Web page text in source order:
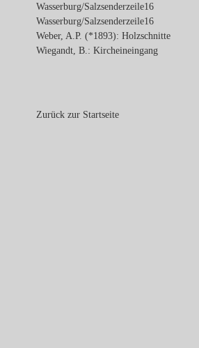
Wasserburg/Salzsenderzeile16
Wasserburg/Salzsenderzeile16
Weber, A.P. (*1893): Holzschnitte
Wiegandt, B.: Kircheineingang
Zurück zur Startseite